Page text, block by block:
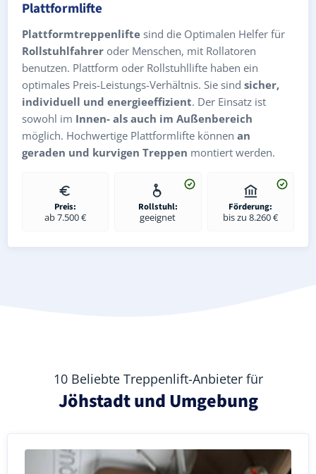
Plattformlifte
Plattformtreppenlifte sind die Optimalen Helfer für
Rollstuhlfahrer oder Menschen, mit Rollatoren
benutzen. Plattform oder Rollstuhllifte haben ein
optimales Preis-Leistungs-Verhältnis. Sie sind sicher,
individuell und energieeffizient. Der Einsatz ist
sowohl im Innen- als auch im Außenbereich
möglich. Hochwertige Plattformlifte können an
geraden und kurvigen Treppen montiert werden.
Preis:
ab 7.500 €
Rollstuhl:
geeignet
Förderung:
bis zu 8.260 €
10 Beliebte Treppenlift-Anbieter für
Jöhstadt und Umgebung